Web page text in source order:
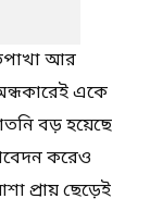
আর
একে
বড় হয়েছে
করেও
প্রায় ছেড়েই